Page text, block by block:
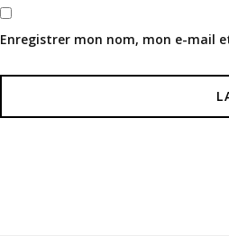
Enregistrer mon nom, mon e-mail